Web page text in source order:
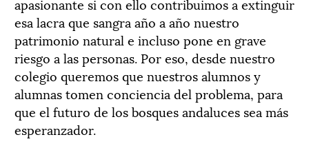
esa lacra que sangra año a año nuestro
patrimonio natural e incluso pone en grave
riesgo a las personas. Por eso, desde nuestro
colegio queremos que nuestros alumnos y
alumnas tomen conciencia del problema, para
que el futuro de los bosques andaluces sea más
esperanzador.